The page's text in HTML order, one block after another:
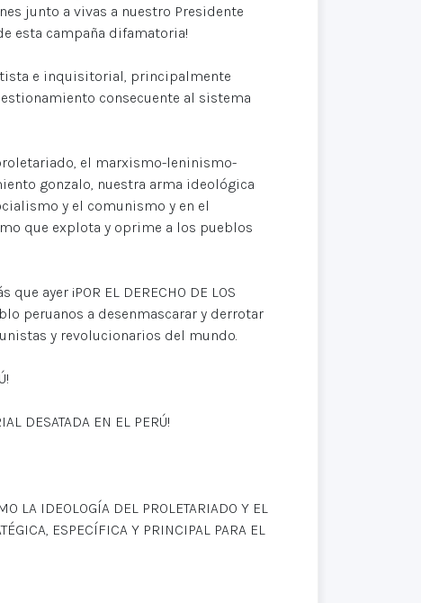
junto a vivas a nuestro Presidente
esta campaña difamatoria!
e inquisitorial, principalmente
consecuente al sistema
el marxismo-leninismo-
gonzalo, nuestra arma ideológica
y el comunismo y en el
que explota y oprime a los pueblos
ayer ¡POR EL DERECHO DE LOS
peruanos a desenmascarar y derrotar
y revolucionarios del mundo.
DESATADA EN EL PERÚ!
LA IDEOLOGÍA DEL PROLETARIADO Y EL
ESPECÍFICA Y PRINCIPAL PARA EL